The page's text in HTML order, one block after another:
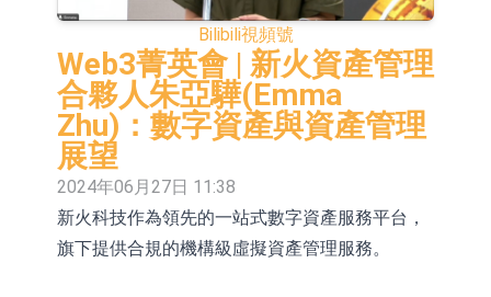
CPU與GPU構建
博騰股份(300363.CN)漲20.02%
日韓股市收盤雙雙下跌
依米康：海外交付以東南亞、中東市
場為主 並已取得歐美相關認證
上交所：財通多策略福鑫定期開放靈
活配置混合型發起式證券投資基金臨
時停牌
上交所：景順長城全球半導體芯片產
業股票型證券投資基金臨時停牌
【異動股】港股跌幅榜前十，卡森國
際(00496.HK)跌22.40%，九福來
【異動股】港股漲幅榜前十，拿森科
Bilibili視頻號
Web3菁英會 | 新火資產管理
合夥人朱亞驊(Emma
Zhu)：數字資產與資產管理
展望
2024年06月27日 11:38
新火科技作為領先的一站式數字資產服務平台，
旗下提供合規的機構級虛擬資產管理服務。